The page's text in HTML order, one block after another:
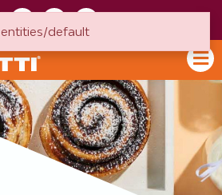
default